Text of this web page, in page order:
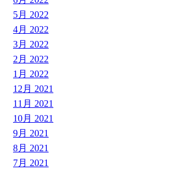
5月 2022
4月 2022
3月 2022
2月 2022
1月 2022
12月 2021
11月 2021
10月 2021
9月 2021
8月 2021
7月 2021